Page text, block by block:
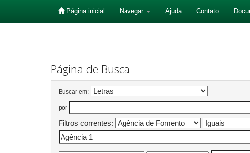
Página inicial Navegar Ajuda Contato
Página de Busca
Buscar em:
por
Filtros correntes: